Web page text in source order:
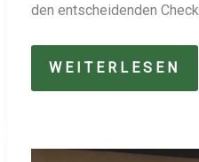
den entscheidenden
DER
DC
2
WEITERLESEN